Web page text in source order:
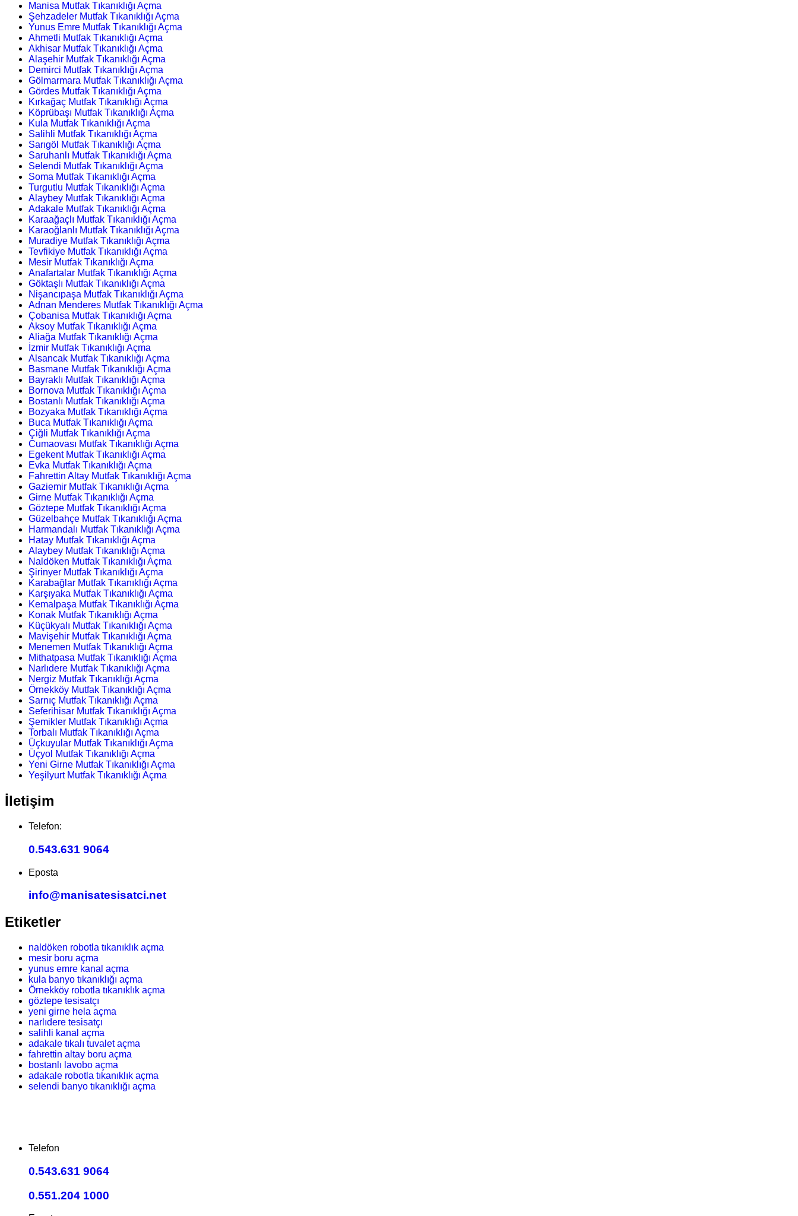
Manisa Mutfak Tıkanıklığı Açma
Şehzadeler Mutfak Tıkanıklığı Açma
Yunus Emre Mutfak Tıkanıklığı Açma
Ahmetli Mutfak Tıkanıklığı Açma
Akhisar Mutfak Tıkanıklığı Açma
Alaşehir Mutfak Tıkanıklığı Açma
Demirci Mutfak Tıkanıklığı Açma
Gölmarmara Mutfak Tıkanıklığı Açma
Gördes Mutfak Tıkanıklığı Açma
Kırkağaç Mutfak Tıkanıklığı Açma
Köprübaşı Mutfak Tıkanıklığı Açma
Kula Mutfak Tıkanıklığı Açma
Salihli Mutfak Tıkanıklığı Açma
Sarıgöl Mutfak Tıkanıklığı Açma
Saruhanlı Mutfak Tıkanıklığı Açma
Selendi Mutfak Tıkanıklığı Açma
Soma Mutfak Tıkanıklığı Açma
Turgutlu Mutfak Tıkanıklığı Açma
Alaybey Mutfak Tıkanıklığı Açma
Adakale Mutfak Tıkanıklığı Açma
Karaağaçlı Mutfak Tıkanıklığı Açma
Karaoğlanlı Mutfak Tıkanıklığı Açma
Muradiye Mutfak Tıkanıklığı Açma
Tevfikiye Mutfak Tıkanıklığı Açma
Mesir Mutfak Tıkanıklığı Açma
Anafartalar Mutfak Tıkanıklığı Açma
Göktaşlı Mutfak Tıkanıklığı Açma
Nişancıpaşa Mutfak Tıkanıklığı Açma
Adnan Menderes Mutfak Tıkanıklığı Açma
Çobanisa Mutfak Tıkanıklığı Açma
Aksoy Mutfak Tıkanıklığı Açma
Aliağa Mutfak Tıkanıklığı Açma
İzmir Mutfak Tıkanıklığı Açma
Alsancak Mutfak Tıkanıklığı Açma
Basmane Mutfak Tıkanıklığı Açma
Bayraklı Mutfak Tıkanıklığı Açma
Bornova Mutfak Tıkanıklığı Açma
Bostanlı Mutfak Tıkanıklığı Açma
Bozyaka Mutfak Tıkanıklığı Açma
Buca Mutfak Tıkanıklığı Açma
Çiğli Mutfak Tıkanıklığı Açma
Cumaovası Mutfak Tıkanıklığı Açma
Egekent Mutfak Tıkanıklığı Açma
Evka Mutfak Tıkanıklığı Açma
Fahrettin Altay Mutfak Tıkanıklığı Açma
Gaziemir Mutfak Tıkanıklığı Açma
Girne Mutfak Tıkanıklığı Açma
Göztepe Mutfak Tıkanıklığı Açma
Güzelbahçe Mutfak Tıkanıklığı Açma
Harmandalı Mutfak Tıkanıklığı Açma
Hatay Mutfak Tıkanıklığı Açma
Alaybey Mutfak Tıkanıklığı Açma
Naldöken Mutfak Tıkanıklığı Açma
Şirinyer Mutfak Tıkanıklığı Açma
Karabağlar Mutfak Tıkanıklığı Açma
Karşıyaka Mutfak Tıkanıklığı Açma
Kemalpaşa Mutfak Tıkanıklığı Açma
Konak Mutfak Tıkanıklığı Açma
Küçükyalı Mutfak Tıkanıklığı Açma
Mavişehir Mutfak Tıkanıklığı Açma
Menemen Mutfak Tıkanıklığı Açma
Mithatpasa Mutfak Tıkanıklığı Açma
Narlıdere Mutfak Tıkanıklığı Açma
Nergiz Mutfak Tıkanıklığı Açma
Örnekköy Mutfak Tıkanıklığı Açma
Sarnıç Mutfak Tıkanıklığı Açma
Seferihisar Mutfak Tıkanıklığı Açma
Şemikler Mutfak Tıkanıklığı Açma
Torbalı Mutfak Tıkanıklığı Açma
Üçkuyular Mutfak Tıkanıklığı Açma
Üçyol Mutfak Tıkanıklığı Açma
Yeni Girne Mutfak Tıkanıklığı Açma
Yeşilyurt Mutfak Tıkanıklığı Açma
İletişim
Telefon:
0.543.631 9064
Eposta
info@manisatesisatci.net
Etiketler
naldöken robotla tıkanıklık açma
mesir boru açma
yunus emre kanal açma
kula banyo tıkanıklığı açma
Örnekköy robotla tıkanıklık açma
göztepe tesisatçı
yeni girne hela açma
narlıdere tesisatçı
salihli kanal açma
adakale tıkalı tuvalet açma
fahrettin altay boru açma
bostanlı lavobo açma
adakale robotla tıkanıklık açma
selendi banyo tıkanıklığı açma
Telefon
0.543.631 9064
0.551.204 1000